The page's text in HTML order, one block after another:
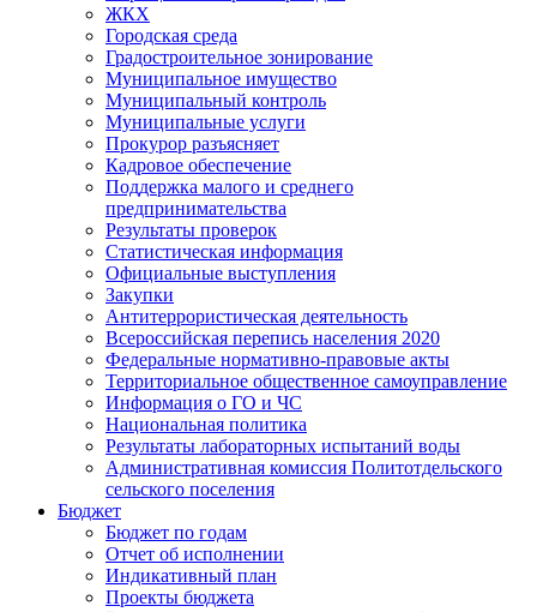
ЖКХ
Городская среда
Градостроительное зонирование
Муниципальное имущество
Муниципальный контроль
Муниципальные услуги
Прокурор разъясняет
Кадровое обеспечение
Поддержка малого и среднего
предпринимательства
Результаты проверок
Статистическая информация
Официальные выступления
Закупки
Антитеррористическая деятельность
Всероссийская перепись населения 2020
Федеральные нормативно-правовые акты
Территориальное общественное самоуправление
Информация о ГО и ЧС
Национальная политика
Результаты лабораторных испытаний воды
Административная комиссия Политотдельского
сельского поселения
Бюджет
Бюджет по годам
Отчет об исполнении
Индикативный план
Проекты бюджета